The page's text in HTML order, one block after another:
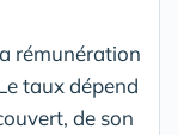
rémunération
taux dépend
de son